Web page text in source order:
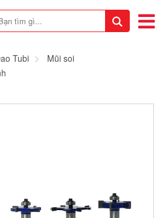
Tubi
Mũi soi